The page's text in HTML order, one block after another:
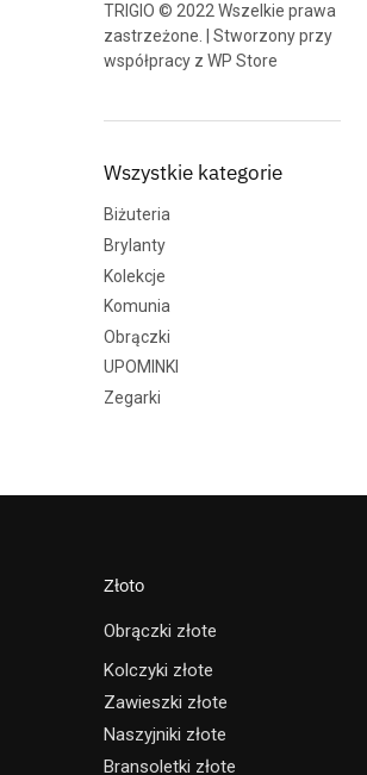
TRIGIO © 2022 Wszelkie prawa
zastrzeżone. | Stworzony przy
współpracy z WP Store
Wszystkie kategorie
Biżuteria
Brylanty
Kolekcje
Komunia
Obrączki
UPOMINKI
Zegarki
Złoto
Obrączki złote
Kolczyki złote
Zawieszki złote
Naszyjniki złote
Bransoletki złote